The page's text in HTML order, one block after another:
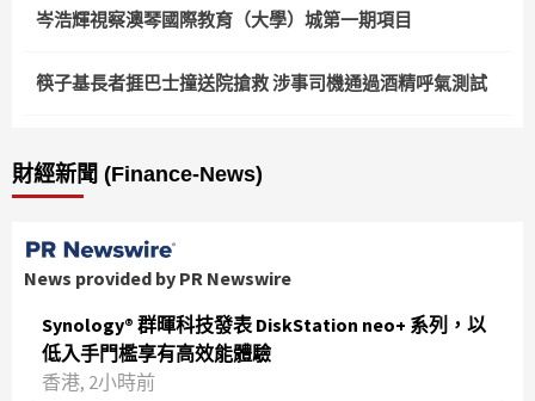
岑浩輝視察澳琴國際教育（大學）城第一期項目
筷子基長者捱巴士撞送院搶救 涉事司機通過酒精呼氣測試
財經新聞 (Finance-News)
News provided by PR Newswire
Synology® 群暉科技發表 DiskStation neo+ 系列，以
低入手門檻享有高效能體驗
香港, 2小時前